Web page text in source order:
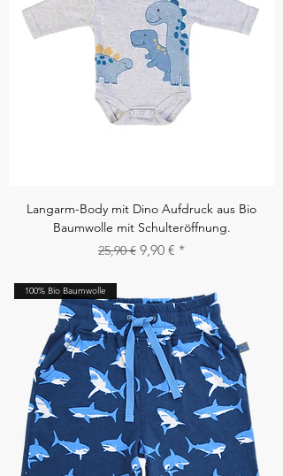
Langarm-Body mit Dino Aufdruck aus Bio
Baumwolle mit Schulteröffnung.
Standardpreis
25,90 € Sale-Preis
9,90 €
100% Bio Baumwolle